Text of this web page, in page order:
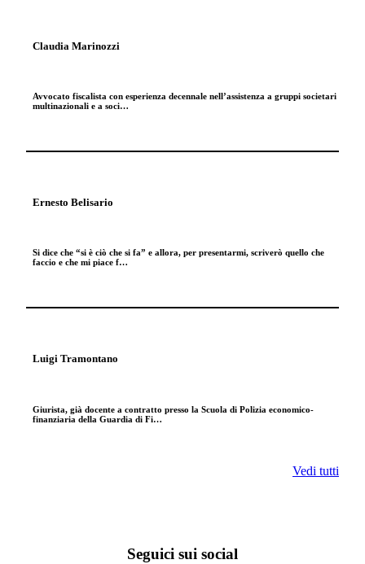
Claudia Marinozzi
Avvocato fiscalista con esperienza decennale nell’assistenza a gruppi societari
multinazionali e a soci…
Ernesto Belisario
Si dice che “si è ciò che si fa” e allora, per presentarmi, scriverò quello che
faccio e che mi piace f…
Luigi Tramontano
Giurista, già docente a contratto presso la Scuola di Polizia economico-
finanziaria della Guardia di Fi…
Vedi tutti
Seguici sui social